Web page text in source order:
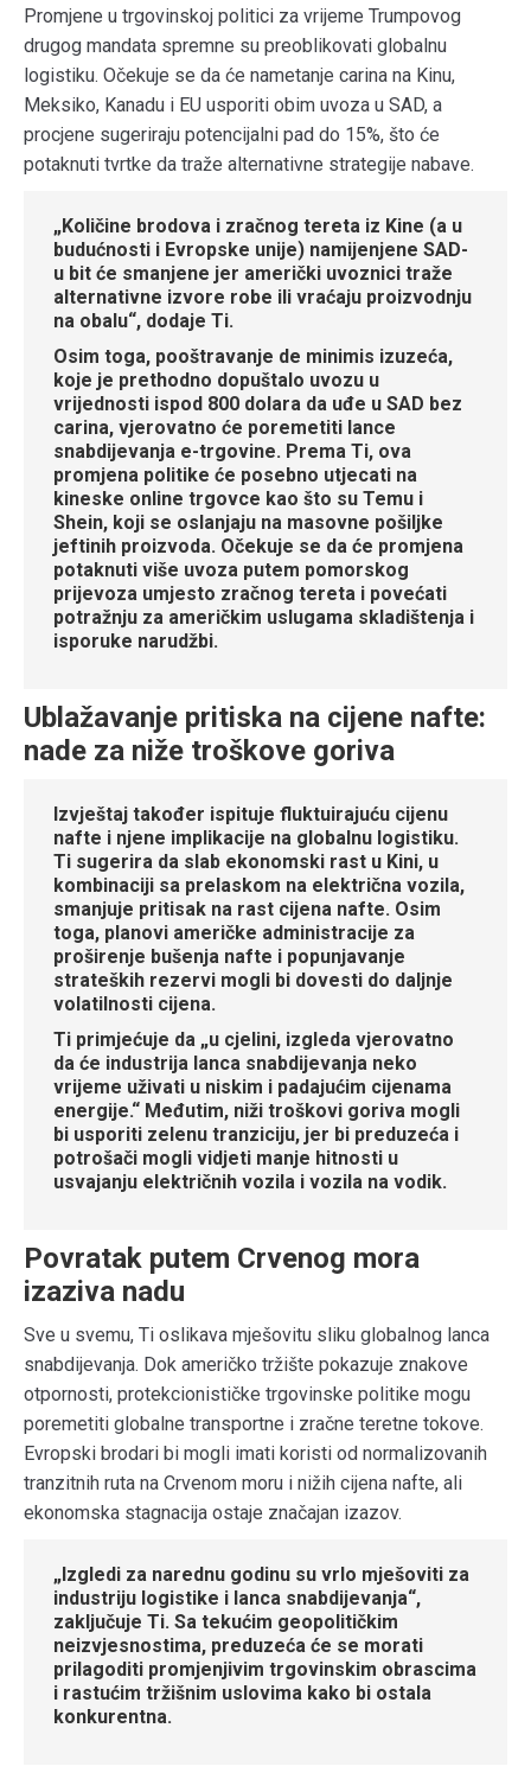
Promjene u trgovinskoj politici za vrijeme Trumpovog
drugog mandata spremne su preoblikovati globalnu
logistiku. Očekuje se da će nametanje carina na Kinu,
Meksiko, Kanadu i EU usporiti obim uvoza u SAD, a
procjene sugeriraju potencijalni pad do 15%, što će
potaknuti tvrtke da traže alternativne strategije nabave.
„Količine brodova i zračnog tereta iz Kine (a u
budućnosti i Evropske unije) namijenjene SAD-
u bit će smanjene jer američki uvoznici traže
alternativne izvore robe ili vraćaju proizvodnju
na obalu“, dodaje Ti.
Osim toga, pooštravanje de minimis izuzeća,
koje je prethodno dopuštalo uvozu u
vrijednosti ispod 800 dolara da uđe u SAD bez
carina, vjerovatno će poremetiti lance
snabdijevanja e-trgovine. Prema Ti, ova
promjena politike će posebno utjecati na
kineske online trgovce kao što su Temu i
Shein, koji se oslanjaju na masovne pošiljke
jeftinih proizvoda. Očekuje se da će promjena
potaknuti više uvoza putem pomorskog
prijevoza umjesto zračnog tereta i povećati
potražnju za američkim uslugama skladištenja i
isporuke narudžbi.
Ublažavanje pritiska na cijene nafte:
nade za niže troškove goriva
Izvještaj također ispituje fluktuirajuću cijenu
nafte i njene implikacije na globalnu logistiku.
Ti sugerira da slab ekonomski rast u Kini, u
kombinaciji sa prelaskom na električna vozila,
smanjuje pritisak na rast cijena nafte. Osim
toga, planovi američke administracije za
proširenje bušenja nafte i popunjavanje
strateških rezervi mogli bi dovesti do daljnje
volatilnosti cijena.
Ti primjećuje da „u cjelini, izgleda vjerovatno
da će industrija lanca snabdijevanja neko
vrijeme uživati u niskim i padajućim cijenama
energije.“ Međutim, niži troškovi goriva mogli
bi usporiti zelenu tranziciju, jer bi preduzeća i
potrošači mogli vidjeti manje hitnosti u
usvajanju električnih vozila i vozila na vodik.
Povratak putem Crvenog mora
izaziva nadu
Sve u svemu, Ti oslikava mješovitu sliku globalnog lanca
snabdijevanja. Dok američko tržište pokazuje znakove
otpornosti, protekcionističke trgovinske politike mogu
poremetiti globalne transportne i zračne teretne tokove.
Evropski brodari bi mogli imati koristi od normalizovanih
tranzitnih ruta na Crvenom moru i nižih cijena nafte, ali
ekonomska stagnacija ostaje značajan izazov.
„Izgledi za narednu godinu su vrlo mješoviti za
industriju logistike i lanca snabdijevanja“,
zaključuje Ti. Sa tekućim geopolitičkim
neizvjesnostima, preduzeća će se morati
prilagoditi promjenjivim trgovinskim obrascima
i rastućim tržišnim uslovima kako bi ostala
konkurentna.